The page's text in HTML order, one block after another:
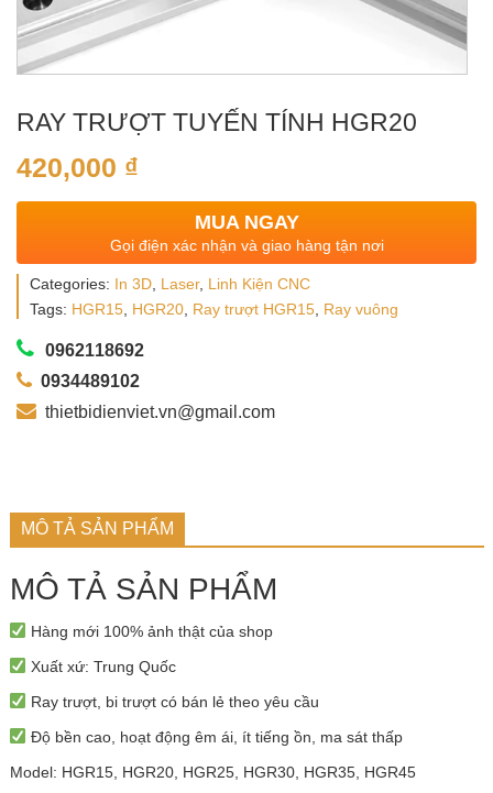
RAY TRƯỢT TUYẾN TÍNH HGR20
420,000 ₫
MUA NGAY
Gọi điện xác nhận và giao hàng tận nơi
Categories: In 3D Laser, Linh Kiện CNC
Tags: HGR15 HGR20 Ray trượt HGR15 Ray vuông
0962118692
0934489102
thietbidienviet.vn@gmail.com
MÔ TẢ SẢN PHẨM
MÔ TẢ SẢN PHẨM
Hàng mới 100% ảnh thật của shop
Xuất xứ: Trung Quốc
Ray trượt, bi trượt có bán lẻ theo yêu cầu
Độ bền cao, hoạt động êm ái, ít tiếng ồn, ma sát thấp
Model: HGR15, HGR20, HGR25, HGR30, HGR35, HGR45